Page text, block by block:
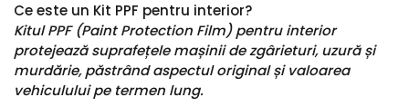
Ce este un Kit PPF pentru interior?
Kitul PPF (Paint Protection Film) pentru interior
protejează suprafețele mașinii de zgârieturi, uzură și
murdărie, păstrând aspectul original și valoarea
vehiculului pe termen lung.